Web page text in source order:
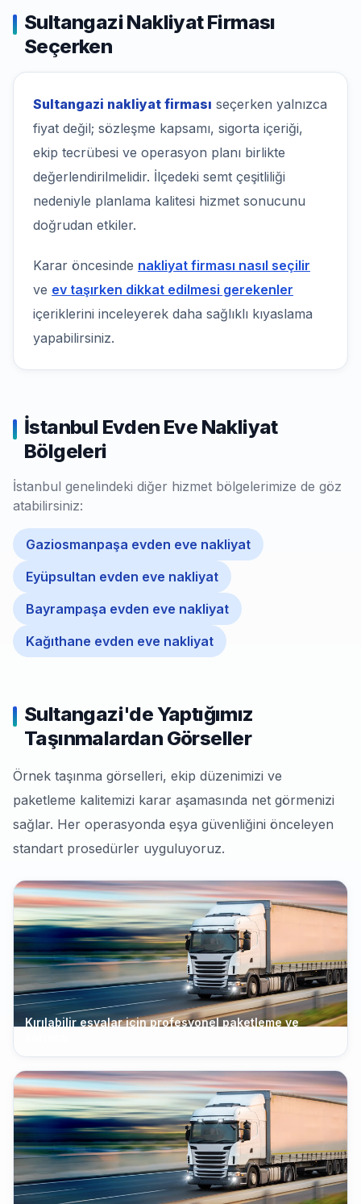
Sultangazi Nakliyat Firması
Seçerken
Sultangazi nakliyat firması seçerken yalnızca
fiyat değil; sözleşme kapsamı, sigorta içeriği,
ekip tecrübesi ve operasyon planı birlikte
değerlendirilmelidir. İlçedeki semt çeşitliliği
nedeniyle planlama kalitesi hizmet sonucunu
doğrudan etkiler.
Karar öncesinde nakliyat firması nasıl seçilir
ve ev taşırken dikkat edilmesi gerekenler
içeriklerini inceleyerek daha sağlıklı kıyaslama
yapabilirsiniz.
İstanbul Evden Eve Nakliyat
Bölgeleri
İstanbul genelindeki diğer hizmet bölgelerimize de göz
atabilirsiniz:
Gaziosmanpaşa evden eve nakliyat
Eyüpsultan evden eve nakliyat
Bayrampaşa evden eve nakliyat
Kağıthane evden eve nakliyat
Sultangazi'de Yaptığımız
Taşınmalardan Görseller
Örnek taşınma görselleri, ekip düzenimizi ve
paketleme kalitemizi karar aşamasında net görmenizi
sağlar. Her operasyonda eşya güvenliğini önceleyen
standart prosedürler uyguluyoruz.
Kırılabilir eşyalar için profesyonel paketleme ve